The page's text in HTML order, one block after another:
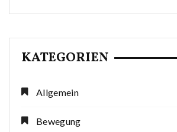
KATEGORIEN
Allgemein
Bewegung